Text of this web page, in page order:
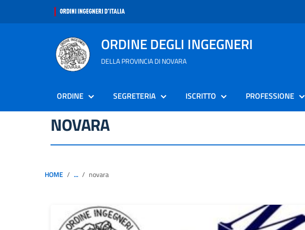
ORDINE DEGLI INGEGNERI
DELLA PROVINCIA DI NOVARA
ORDINE SEGRETERIA ISCRITTO PROFESSIONE
NOVARA
HOME ... novara